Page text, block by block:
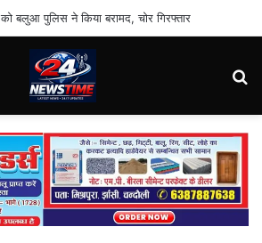
बलुआ पुलिस ने किया बरामद, चोर गिरफ्तार